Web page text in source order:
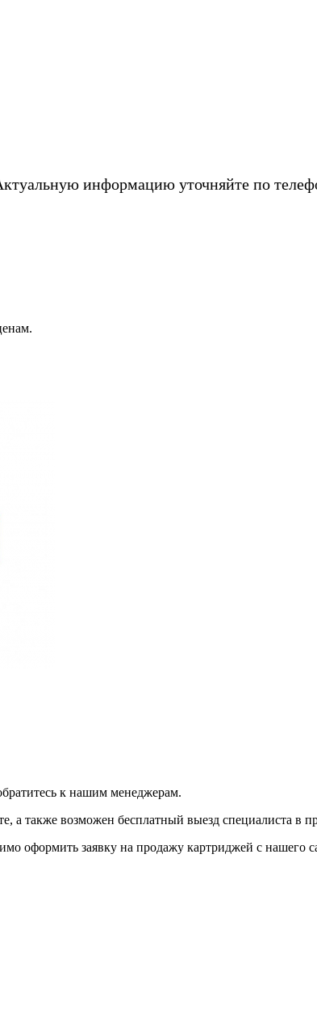
информацию уточняйте по
к нашим менеджерам.
а также возможен бесплатный выезд специалиста в
оформить заявку на продажу картриджей с нашего